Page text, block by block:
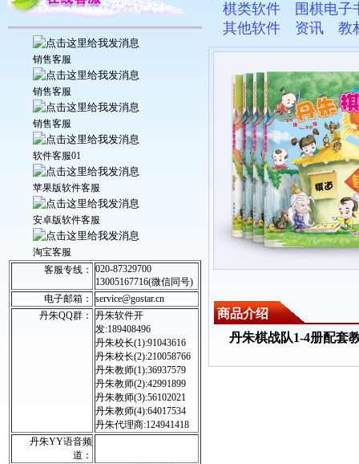
销售客服
销售客服
销售客服
软件客服01
苹果版软件客服
安卓版软件客服
淘宝客服
客服专线：
020-87329700
13005167716(微信同号)
电子邮箱：
service@gostar.cn
丹朱QQ群：
丹朱软件开
发:189408496
丹朱校长(1):91043616
丹朱校长(2):210058766
丹朱教师(1):36937579
丹朱教师(2):42991899
丹朱教师(3):56102021
丹朱教师(4):64017534
丹朱代理商:124941418
丹朱YY语音频
道：
棋类软件
围棋电子
其他软件
资讯 教
商品介绍
丹朱棋战队1-4册配套